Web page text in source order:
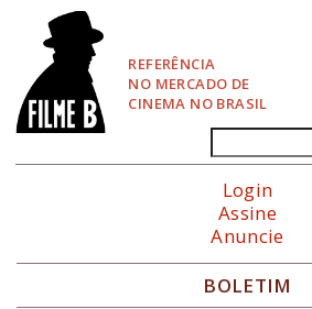
REFERÊNCIA
NO MERCADO DE
CINEMA NO BRASIL
Login
Assine
Anuncie
BOLETIM